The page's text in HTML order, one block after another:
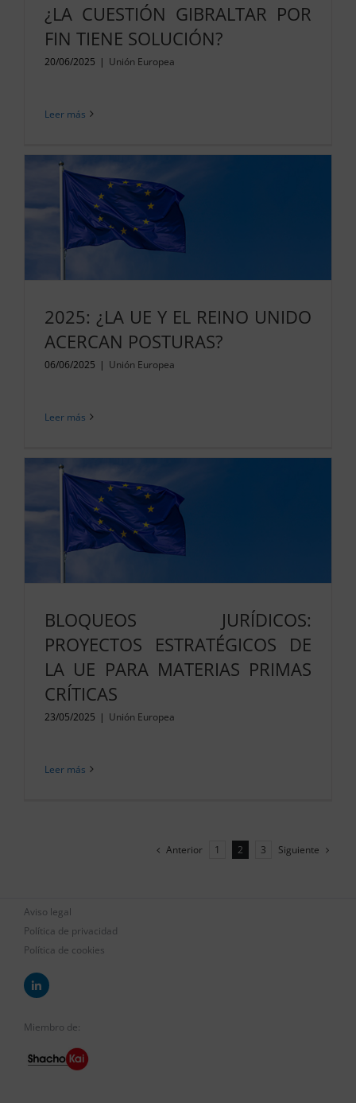
¿LA CUESTIÓN GIBRALTAR POR
FIN TIENE SOLUCIÓN?
20/06/2025 | Unión Europea
Leer más
2025: ¿LA UE Y EL REINO UNIDO
ACERCAN POSTURAS?
06/06/2025 | Unión Europea
Leer más
BLOQUEOS JURÍDICOS:
PROYECTOS ESTRATÉGICOS DE
LA UE PARA MATERIAS PRIMAS
CRÍTICAS
23/05/2025 | Unión Europea
Leer más
Anterior 1 2 3 Siguiente
Aviso legal
Política de privacidad
Política de cookies
Miembro de: